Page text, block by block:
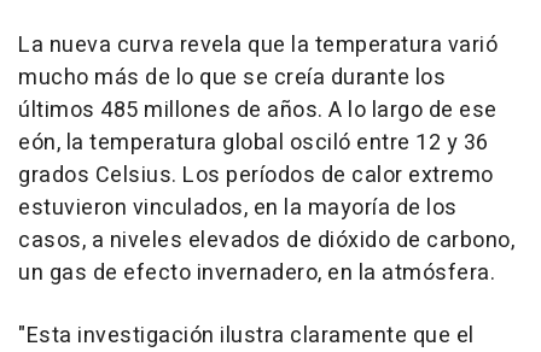
La nueva curva revela que la temperatura varió
mucho más de lo que se creía durante los
últimos 485 millones de años. A lo largo de ese
eón, la temperatura global osciló entre 12 y 36
grados Celsius. Los períodos de calor extremo
estuvieron vinculados, en la mayoría de los
casos, a niveles elevados de dióxido de carbono,
un gas de efecto invernadero, en la atmósfera.
"Esta investigación ilustra claramente que el